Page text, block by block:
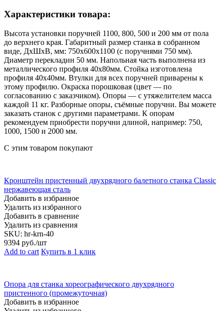
Характеристики товара:
Высота установки поручней 1100, 800, 500 и 200 мм от пола
до верхнего края. Габаритный размер станка в собранном
виде, ДхШхВ, мм: 750х600х1100 (с поручнями 750 мм).
Диаметр перекладин 50 мм. Напольная часть выполнена из
металлического профиля 40х80мм. Стойка изготовлена
профиля 40х40мм. Втулки для всех поручней приварены к
этому профилю. Окраска порошковая (цвет — по
согласованию с заказчиком). Опоры — с утяжелителем масса
каждой 11 кг. Разборные опоры, съёмные поручни. Вы можете
заказать станок с другими параметрами. К опорам
рекомендуем приобрести поручни длиной, например: 750,
1000, 1500 и 2000 мм.
С этим товаром покупают
Кронштейн пристенный двухрядного балетного станка Classic
нержавеющая сталь
Добавить в избранное
Удалить из избранного
Добавить в сравнение
Удалить из сравнения
SKU: hr-krn-40
9394 руб./шт
Add to cart Купить в 1 клик
Опора для станка хореографического двухрядного
пристенного (промежуточная)
Добавить в избранное